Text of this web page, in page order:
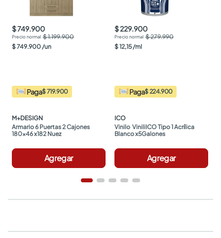
$ 749.900
$ 1.199.900
$749.900 /un
Paga$ 719.900
M+DESIGN
Armario 6 Puertas 2 Cajones
180x46 x182 Nuez
Agregar
$ 229.900
$ 279.990
$12,15 /ml
Paga$ 224.900
ICO
Vinilo  ViniliICO Tipo 1 Acrílica
Blanco x5Galones
Agregar